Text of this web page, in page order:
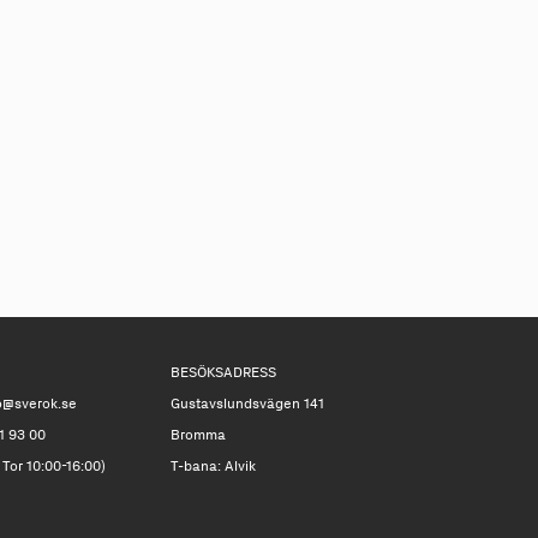
93 00
10:00-16:00)
BESÖKSADRESS
Gustavslundsvägen 141
Bromma
T-bana: Alvik